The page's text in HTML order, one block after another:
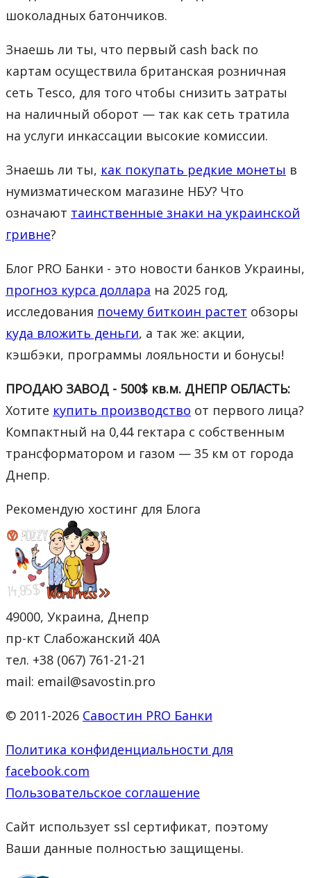
шоколадных батончиков.
Знаешь ли ты, что первый cash back по
картам осуществила британская розничная
сеть Tesco, для того чтобы снизить затраты
на наличный оборот — так как сеть тратила
на услуги инкассации высокие комиссии.
Знаешь ли ты, как покупать редкие монеты в
нумизматическом магазине НБУ? Что
означают таинственные знаки на украинской
гривне?
Блог PRO Банки - это новости банков Украины,
прогноз курса доллара на 2025 год,
исследования почему биткоин растет обзоры
куда вложить деньги, а так же: акции,
кэшбэки, программы лояльности и бонусы!
ПРОДАЮ ЗАВОД - 500$ кв.м. ДНЕПР ОБЛАСТЬ:
Хотите купить производство от первого лица?
Компактный на 0,44 гектара с собственным
трансформатором и газом — 35 км от города
Днепр.
Рекомендую хостинг для Блога
49000, Украина, Днепр
пр-кт Слабожанский 40А
тел. +38 (067) 761-21-21
mail: email@savostin.pro
© 2011-2026 Савостин PRO Банки
Политика конфиденциальности для
facebook.com
Пользовательское соглашение
Сайт использует ssl сертификат, поэтому
Ваши данные полностью защищены.